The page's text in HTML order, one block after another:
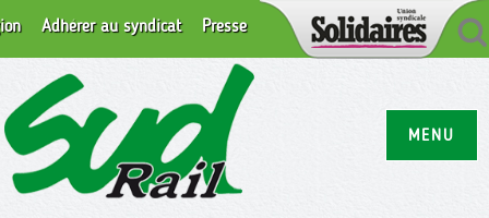
MENU
Adhérer au syndicat Presse